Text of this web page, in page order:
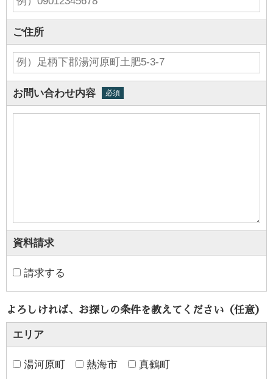
ご住所
お問い合わせ内容 必須
資料請求
請求する
よろしければ、お探しの条件を教えてください（任意）
エリア
湯河原町 熱海市 真鶴町